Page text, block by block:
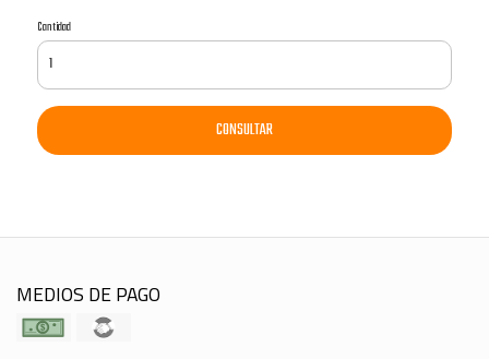
Cantidad
CONSULTAR
MEDIOS DE PAGO